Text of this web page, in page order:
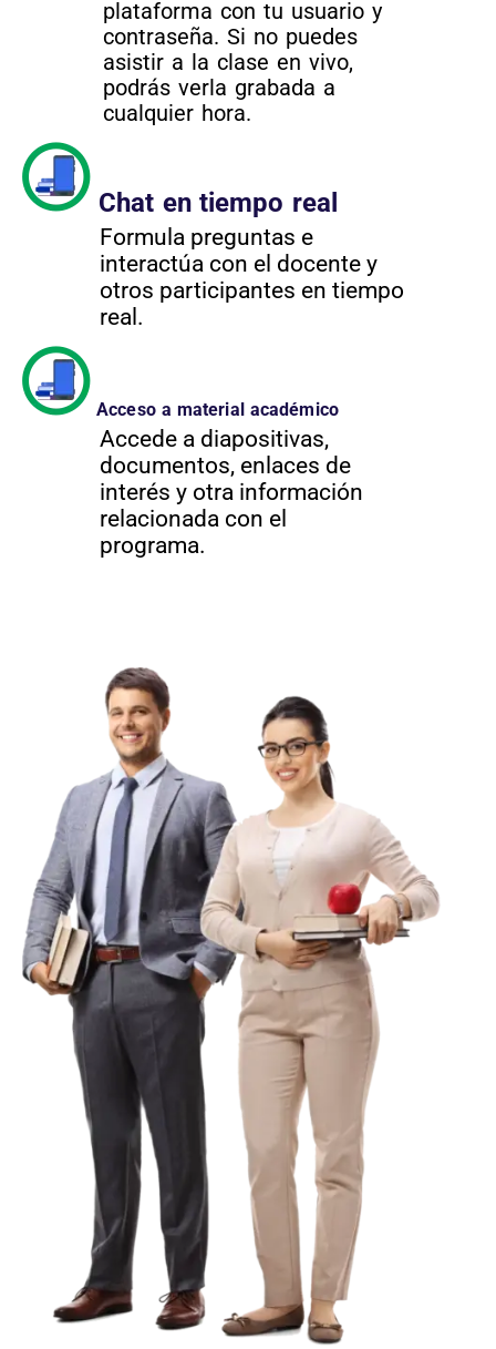
plataforma con tu usuario y
contraseña. Si no puedes
asistir a la clase en vivo,
podrás verla grabada a
cualquier hora.
Chat en tiempo real
Formula preguntas e
interactúa con el docente y
otros participantes en tiempo
real.
Acceso a material académico
Accede a diapositivas,
documentos, enlaces de
interés y otra información
relacionada con el
programa.